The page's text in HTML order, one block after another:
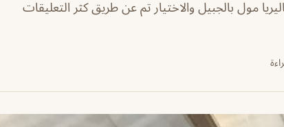
مول بالجبيل والاختيار تم عن طريق كثر التعليقات